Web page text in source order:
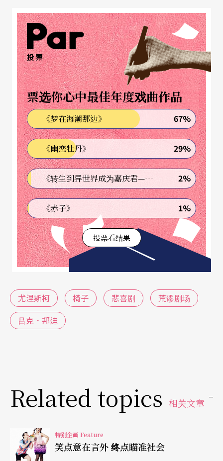
谓语言的理性规则，他们在剧本中让角色用对白来
游戏、玩弄语言，使剧本充满了日常生活中，琐碎
无趣的陈腔滥调、甚至是废话，并且情节重复出
现、或是荒谬地开展，完全冲著现实主义严谨逻
辑，来进行滑稽的模仿或拆解，造成意义的缺失、
关系的断裂、逻辑的混乱、常理的违背、语言的贬
值等特色。这就是后来影响力逐渐扩散到英、美各
地，并集结成为势力庞大，于近代剧场史占有极重
要分量的「荒谬剧场」（Théâtre de l'absurde），
主要成员包括了尤涅斯柯（Eugène Ionesco）、贝
克特（Samuel Beckett）、阿达莫夫（Arthur Ada
mov）、惹内（Jean Genet）、品特（Harold Pint
er）、阿尔比（Edward Albee）等人。
《椅子》是一出「悲喜剧」
生于罗马尼亚、在法国生活的尤涅斯柯，是其中的
一员大将，他与从爱尔兰到巴黎的贝克特，大概是
荒谬剧场第一代中，剧本最常被演出的两位剧作
丁区的雨榭剧院（Theatre de la Huchette），甚至
《课堂惊魂》和《秃头女高音》两剧，使该剧院成
为全球戏剧爱好者的一处「定目剧」观光景点。
投票
票选你心中最佳年度戏曲作品
《梦在海潮那边》 67%
《幽恋牡丹》 29%
《转生到异世界成为嘉庆君—发现我的祖先是诈骗集团!?》 2%
《赤子》 1%
投票看结果
尤涅斯柯 椅子 悲喜剧
荒谬剧场
吕克．邦迪
Related topics 相关文章
特别企画 Feature
笑点意在言外 终点瞄准社会